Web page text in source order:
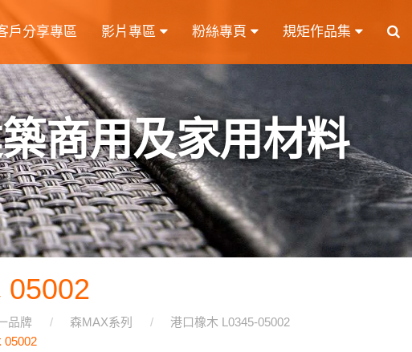
戶分享專區 影片專區 粉絲專頁 規矩作品集
商用及家用材料
05002
品牌 森MAX系列
港口橡木 L0345-05002
05002